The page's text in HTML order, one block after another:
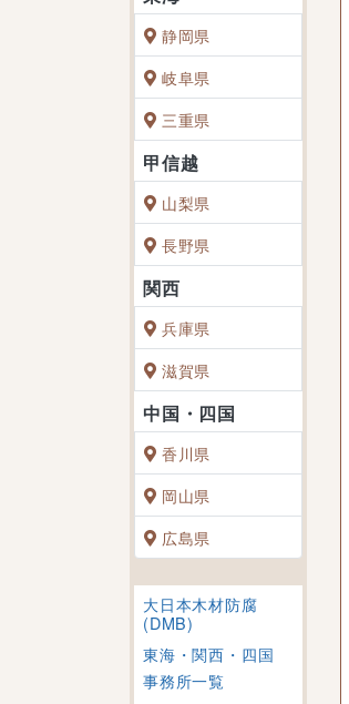
静岡県
岐阜県
三重県
山梨県
長野県
兵庫県
滋賀県
香川県
岡山県
広島県
大日本木材防腐
(DMB)
東海・関西・四国
事務所一覧